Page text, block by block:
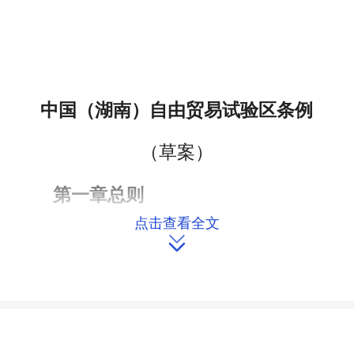
中国（湖南）自由贸易试验区条例
（草案）
第一章总则
第二章管理体制
点击查看全文
